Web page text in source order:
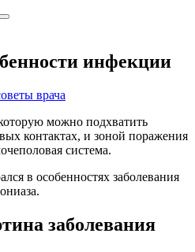
инфекции
врача
можно подхватить
контактах, и зоной поражения
система.
в особенностях заболевания
заболевания